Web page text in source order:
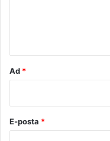
Ad *
E-posta *